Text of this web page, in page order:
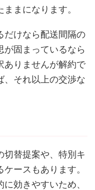
まになります。
だけなら配送間隔の
固まっているなら
ありませんが解約で
、それ以上の交渉な
切替提案や、特別キ
ースもあります。
効きやすいため、